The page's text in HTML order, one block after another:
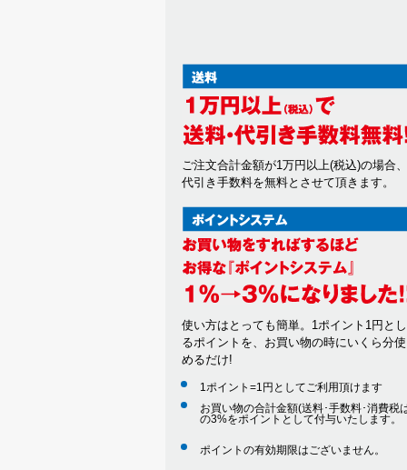
ご注文合計金額が1万円以上(税込)の場合
代引き手数料を無料とさせて頂きます。
使い方はとっても簡単。1ポイント1円と
るポイントを、お買い物の時にいくら分
めるだけ!
1ポイント=1円としてご利用頂けます
お買い物の合計金額(送料･手数料･消費税
の3%をポイントとして付与いたします。
ポイントの有効期限はございません。